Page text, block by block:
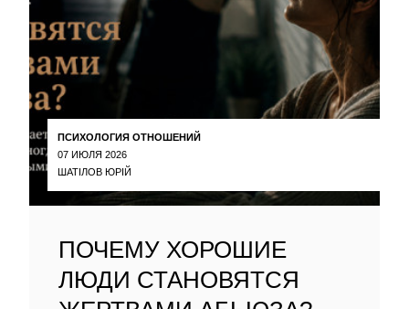
ПСИХОЛОГИЯ ОТНОШЕНИЙ
07 ИЮЛЯ 2026
ШАТІЛОВ ЮРІЙ
ПОЧЕМУ ХОРОШИЕ
ЛЮДИ СТАНОВЯТСЯ